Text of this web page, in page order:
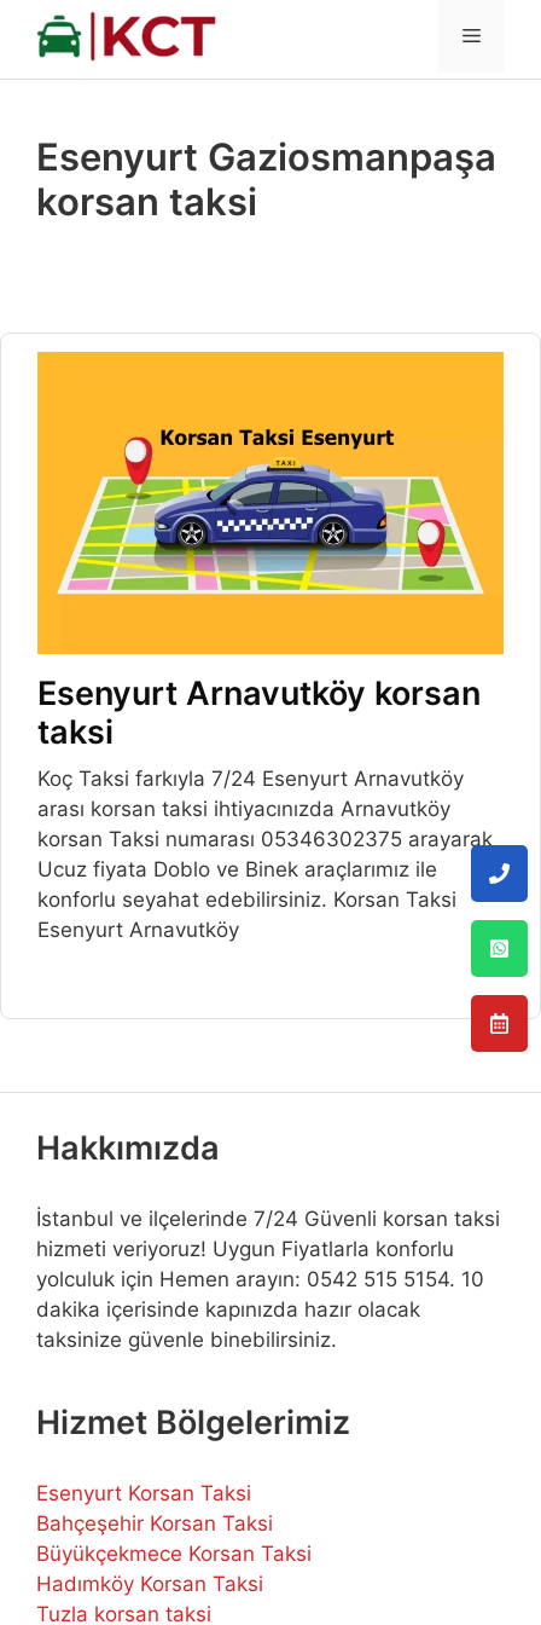
İçeriğe
MENÜ
Esenyurt Gaziosmanpaşa
korsan taksi
Esenyurt Arnavutköy korsan
taksi
Koç Taksi farkıyla 7/24 Esenyurt Arnavutköy
arası korsan taksi ihtiyacınızda Arnavutköy
korsan Taksi numarası 05346302375 arayarak
Ucuz fiyata Doblo ve Binek araçlarımız ile
konforlu seyahat edebilirsiniz. Korsan Taksi
Esenyurt Arnavutköy
Hakkımızda
İstanbul ve ilçelerinde 7/24 Güvenli korsan taksi
hizmeti veriyoruz! Uygun Fiyatlarla konforlu
yolculuk için Hemen arayın: 0542 515 5154. 10
dakika içerisinde kapınızda hazır olacak
taksinize güvenle binebilirsiniz.
Hizmet Bölgelerimiz
Esenyurt Korsan Taksi
Bahçeşehir Korsan Taksi
Büyükçekmece Korsan Taksi
Hadımköy Korsan Taksi
Tuzla korsan taksi